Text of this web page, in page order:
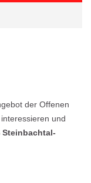
der Offenen
und
Steinbachtal-